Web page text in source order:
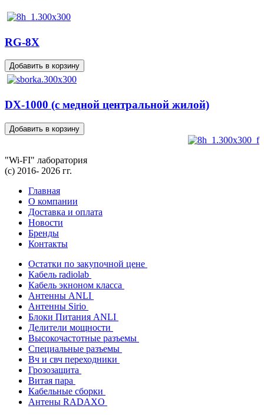
RG-8X
DX-1000 (c медной центральной жилой)
"Wi-FI" лаборатория
(с) 2016- 2026 гг.
Главная
О компании
Доставка и оплата
Новости
Бренды
Контакты
Остатки по закупочной цене
Кабель radiolab
Кабель экноном класса
Антенны ANLI
Антенны Sirio
Блоки Питания ANLI
Делители мощности
Высокочастотные разъемы
Специальные разъемы
Вч и свч переходники
Грозозащита
Витая пара
Кабельные сборки
Антены RADAXO